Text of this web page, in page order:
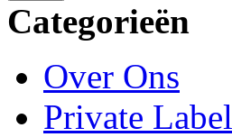
Categorieën
Over Ons
Private Label